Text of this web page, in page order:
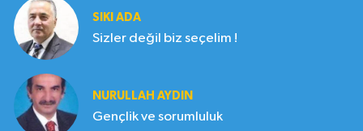
SIKI ADA
Sizler değil biz seçelim !
NURULLAH AYDIN
Gençlik ve sorumluluk